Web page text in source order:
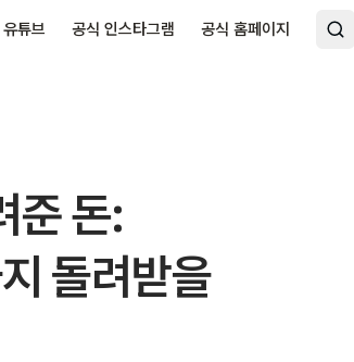
튜브 공식 인스타그램 공식 홈페이지
준 돈:
돌려받을